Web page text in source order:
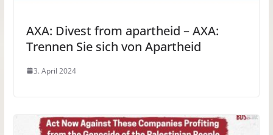
AXA: Divest from apartheid – AXA:
Trennen Sie sich von Apartheid
3. April 2024